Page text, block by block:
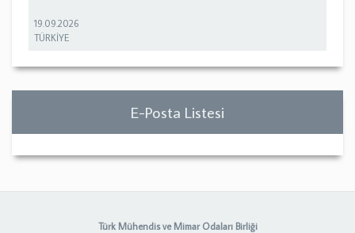
19.09.2026
TÜRKİYE
E-Posta Listesi
Türk Mühendis ve Mimar Odaları Birliği